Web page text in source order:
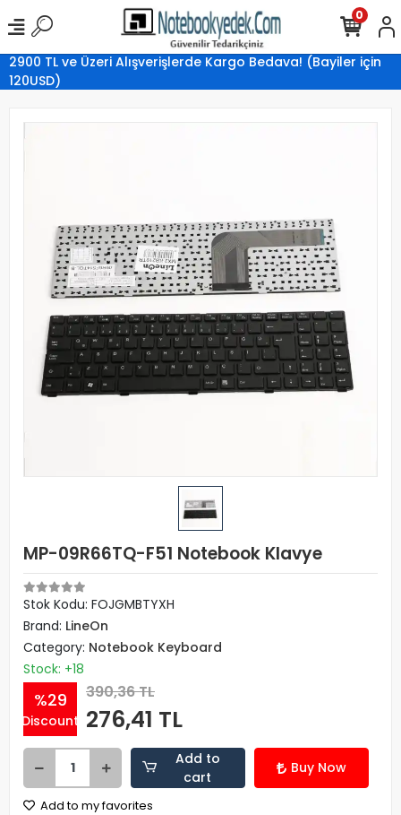
2900 TL ve Üzeri Alışverişlerde Kargo Bedava! (Bayiler için
120USD)
0
MP-09R66TQ-F51 Notebook Klavye
Stok Kodu: FOJGMBTYXH
Brand: LineOn
Category: Notebook Keyboard
Stock: +18
%29
Discount
390,36 TL
276,41 TL
Add to
cart
Buy Now
Add to my favorites